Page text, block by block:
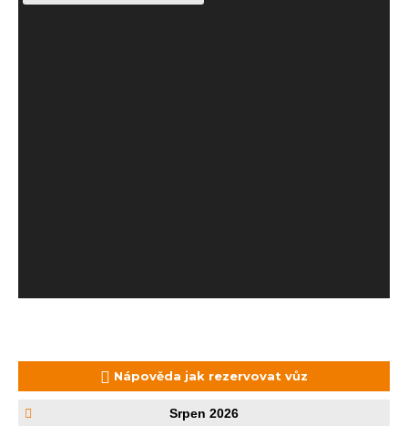
Nápověda jak rezervovat vůz
Srpen 2026